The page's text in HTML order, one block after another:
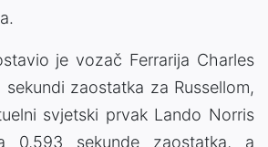
je vozač Ferrarija Charles
zaostatka za Russellom,
svjetski prvak Lando Norris
0,593 sekunde zaostatka, a